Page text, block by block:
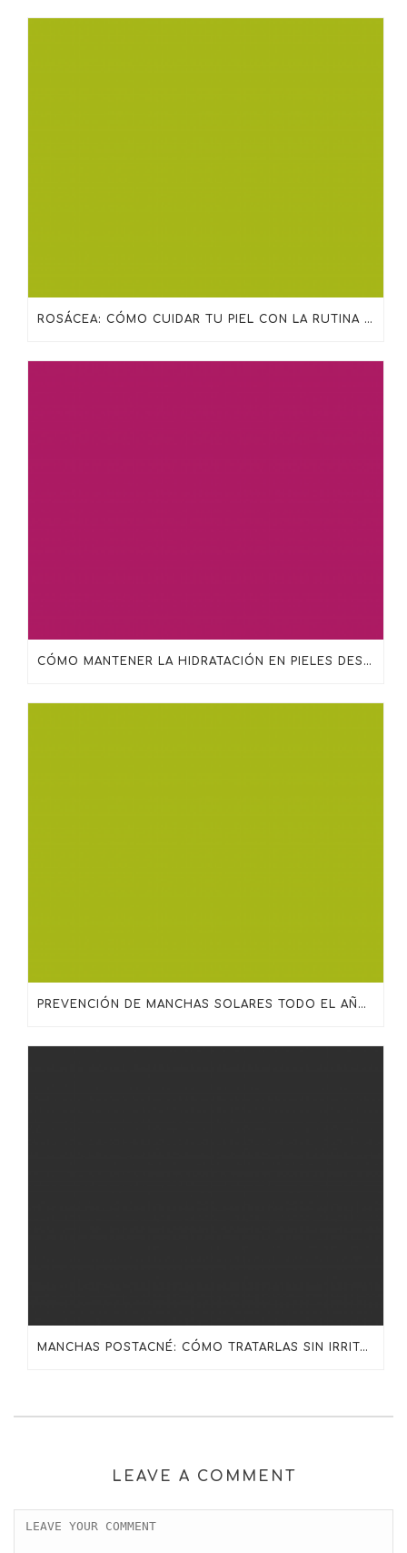
ROSÁCEA: CÓMO CUIDAR TU PIEL CON LA RUTINA ADECUADA DE SKINCEUTICALS
CÓMO MANTENER LA HIDRATACIÓN EN PIELES DESHIDRATADAS, MADURAS O SENSIBILIZADAS
PREVENCIÓN DE MANCHAS SOLARES TODO EL AÑO: MÁS ALLÁ DEL PROTECTOR SOLAR
MANCHAS POSTACNÉ: CÓMO TRATARLAS SIN IRRITAR LA PIEL CON SKINCEUTICALS
LEAVE A COMMENT